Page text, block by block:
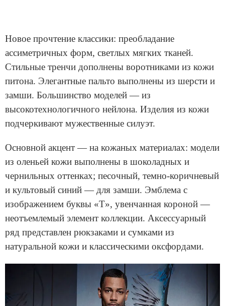
Новое прочтение классики: преобладание
ассиметричных форм, светлых мягких тканей.
Стильные тренчи дополнены воротниками из кожи
питона. Элегантные пальто выполнены из шерсти и
замши. Большинство моделей — из
высокотехнологичного нейлона. Изделия из кожи
подчеркивают мужественные силуэт.
Основной акцент — на кожаных материалах: модели
из оленьей кожи выполнены в шоколадных и
чернильных оттенках; песочный, темно-коричневый
и культовый синий — для замши. Эмблема с
изображением буквы «Т», увенчанная короной —
неотъемлемый элемент коллекции. Аксессуарный
ряд представлен рюкзаками и сумками из
натуральной кожи и классическими оксфордами.